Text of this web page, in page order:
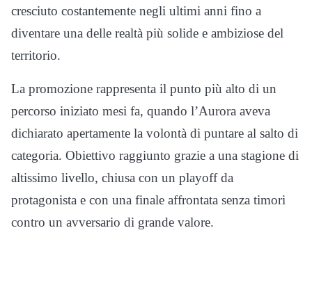
cresciuto costantemente negli ultimi anni fino a
diventare una delle realtà più solide e ambiziose del
territorio.
La promozione rappresenta il punto più alto di un
percorso iniziato mesi fa, quando l’Aurora aveva
dichiarato apertamente la volontà di puntare al salto di
categoria. Obiettivo raggiunto grazie a una stagione di
altissimo livello, chiusa con un playoff da
protagonista e con una finale affrontata senza timori
contro un avversario di grande valore.